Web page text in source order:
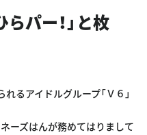
パー！」と枚
るアイドルグループ「Ｖ６」
ーズはんが務めてはりまして